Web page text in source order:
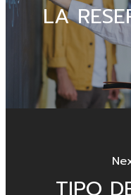
LA
TIPO